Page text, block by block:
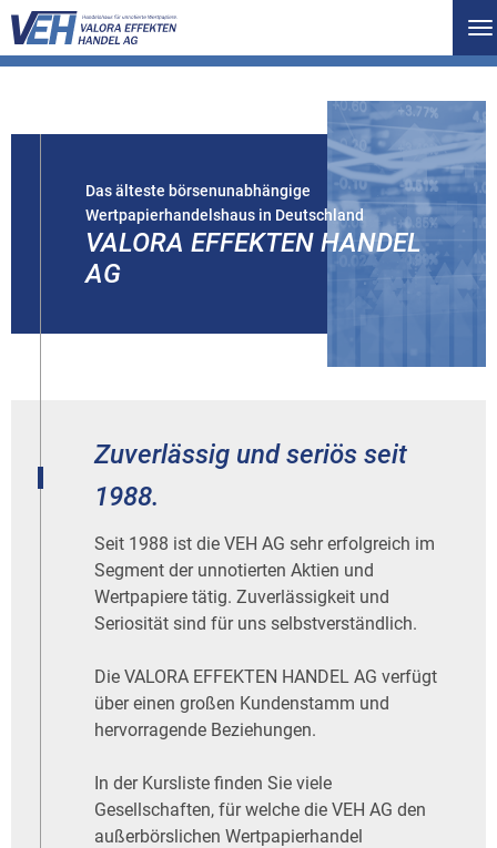
Das älteste börsenunabhängige
Wertpapierhandelshaus in Deutschland
VALORA EFFEKTEN HANDEL
AG
Zuverlässig und seriös seit
1988.
Seit 1988 ist die VEH AG sehr erfolgreich im
Segment der unnotierten Aktien und
Wertpapiere tätig. Zuverlässigkeit und
Seriosität sind für uns selbstverständlich.
Die VALORA EFFEKTEN HANDEL AG verfügt
über einen großen Kundenstamm und
hervorragende Beziehungen.
In der Kursliste finden Sie viele
Gesellschaften, für welche die VEH AG den
außerbörslichen Wertpapierhandel